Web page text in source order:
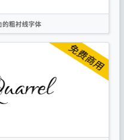
的粗衬线字体